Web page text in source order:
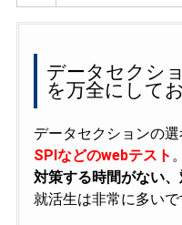
データセクシ
を万全にして
データセクションの選
SPIなどのwebテスト 。
対策する時間がない
就活生は非常に多いで